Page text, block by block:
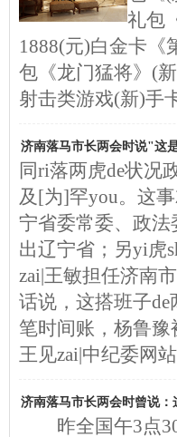
礼包
1888(元)白金卡《
包《龙门猛将》(
射击类游戏(新)手
济南落马市长两会时说"这
同ri落两虎de状况
及[为]罕you。这
宁省委常委、政
出辽宁省；另yi虎
zai|王敏担任济南
话说，这搭班子
笔时间账，杨鲁豫
王见zai|中纪委网
济南落马市长两会时曾说
昨全国午3点30